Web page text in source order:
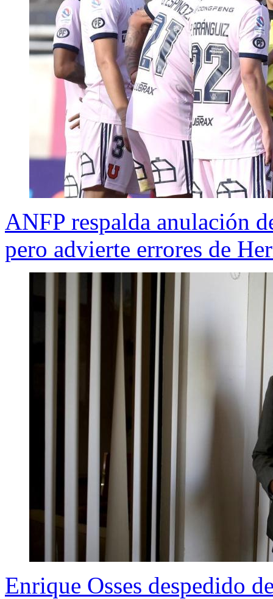
ANFP respalda anulación
pero advierte errores de
Enrique Osses despedido